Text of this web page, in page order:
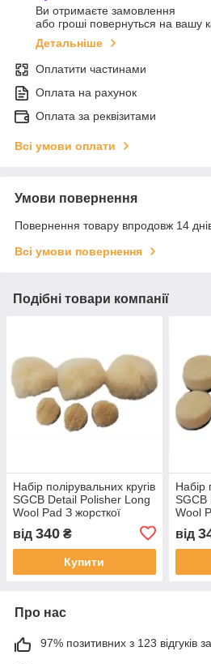
Ви отримаєте замовлення
або гроші повернуться на вашу
Детальніше
Оплатити частинами
Оплата на рахунок
Оплата за реквізитами
Всі умови оплати
Умови повернення
Повернення товару впродовж 14
Всі умови повернення
Подібні товари компанії
Набір полірувальних кругів
SGCB Detail Polisher Long
Wool Pad З жорсткої
від 340 ₴
Купити
Набір
SGCB
Wool
від
Про нас
97% позитивних з 123 відгуків